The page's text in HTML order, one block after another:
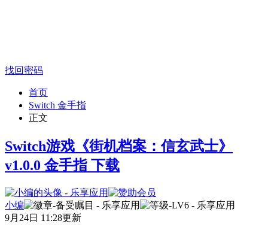
找回密码
首页
Switch 金手指
正文
Switch游戏《街机档案：信玄武士》
v1.0.0 金手指 下载
小编
9月24日 11:28更新